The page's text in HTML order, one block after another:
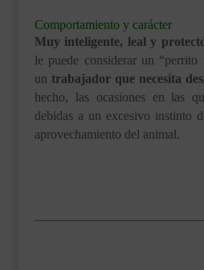
Comportamiento y carácter
Muy inteligente, leal y
le puede considerar un
un trabajador que necesita
hecho, las ocasiones en las
debidas a un excesivo instinto
aprovechamiento del animal.